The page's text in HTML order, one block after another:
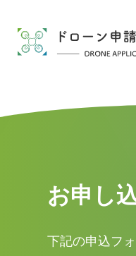
お申し
下記の申込フ